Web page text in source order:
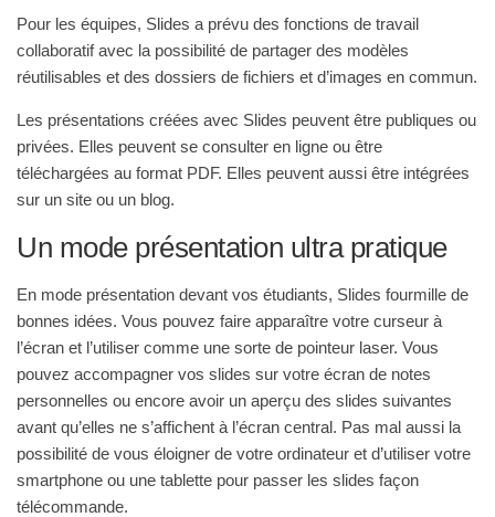
Pour les équipes, Slides a prévu des fonctions de travail
collaboratif avec la possibilité de partager des modèles
réutilisables et des dossiers de fichiers et d’images en commun.
Les présentations créées avec Slides peuvent être publiques ou
privées. Elles peuvent se consulter en ligne ou être
téléchargées au format PDF. Elles peuvent aussi être intégrées
sur un site ou un blog.
Un mode présentation ultra pratique
En mode présentation devant vos étudiants, Slides fourmille de
bonnes idées. Vous pouvez faire apparaître votre curseur à
l’écran et l’utiliser comme une sorte de pointeur laser. Vous
pouvez accompagner vos slides sur votre écran de notes
personnelles ou encore avoir un aperçu des slides suivantes
avant qu’elles ne s’affichent à l’écran central. Pas mal aussi la
possibilité de vous éloigner de votre ordinateur et d’utiliser votre
smartphone ou une tablette pour passer les slides façon
télécommande.